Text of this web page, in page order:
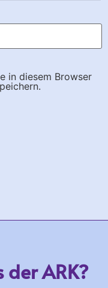
in diesem Browser
der ARK?